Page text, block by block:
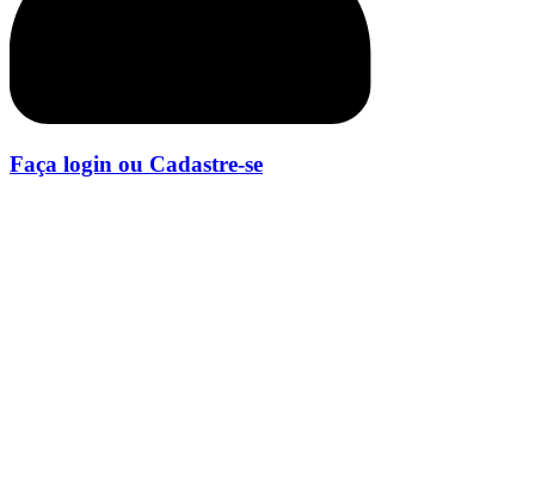
Faça login ou Cadastre-se